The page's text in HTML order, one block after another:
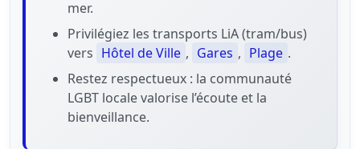
mer.
Privilégiez les transports LiA (tram/bus)
vers Hôtel de Ville , Gares , Plage .
Restez respectueux : la communauté
LGBT locale valorise l’écoute et la
bienveillance.